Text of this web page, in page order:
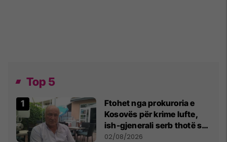
Top 5
Ftohet nga prokuroria e
Kosovës për krime lufte,
ish-gjenerali serb thotë se
dikush e tradhtoi në
02/08/2026